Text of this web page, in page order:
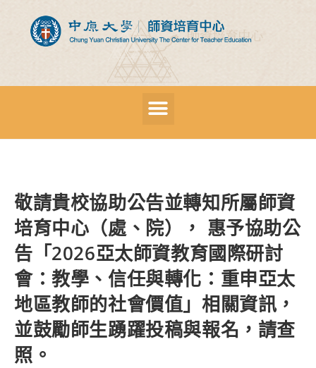
敬請貴校協助公告並轉知所屬師資
培育中心（處、院）， 惠予協助公
告「2026亞太師資教育國際研討
會：教學、信任與轉化：重申亞太
地區教師的社會價值」相關資訊，
並鼓勵師生踴躍投稿與報名，請查
照。